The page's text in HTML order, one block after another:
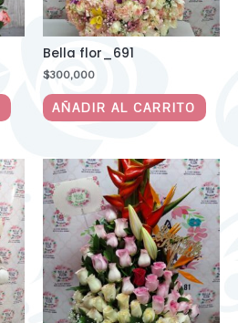
Bella flor_691
$300,000
AÑADIR AL CARRITO